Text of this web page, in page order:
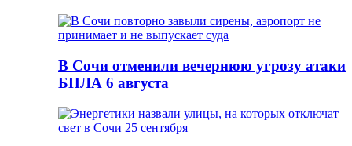
В Сочи отменили вечернюю угрозу атаки
БПЛА 6 августа